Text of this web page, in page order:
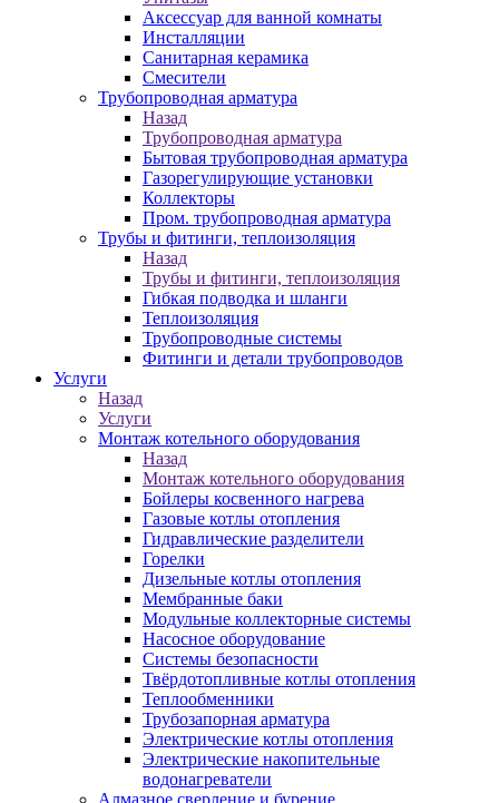
Аксессуар для ванной комнаты
Инсталляции
Санитарная керамика
Смесители
Трубопроводная арматура
Назад
Трубопроводная арматура
Бытовая трубопроводная арматура
Газорегулирующие установки
Коллекторы
Пром. трубопроводная арматура
Трубы и фитинги, теплоизоляция
Назад
Трубы и фитинги, теплоизоляция
Гибкая подводка и шланги
Теплоизоляция
Трубопроводные системы
Фитинги и детали трубопроводов
Услуги
Назад
Услуги
Монтаж котельного оборудования
Назад
Монтаж котельного оборудования
Бойлеры косвенного нагрева
Газовые котлы отопления
Гидравлические разделители
Горелки
Дизельные котлы отопления
Мембранные баки
Модульные коллекторные системы
Насосное оборудование
Системы безопасности
Твёрдотопливные котлы отопления
Теплообменники
Трубозапорная арматура
Электрические котлы отопления
Электрические накопительные
водонагреватели
Алмазное сверление и бурение